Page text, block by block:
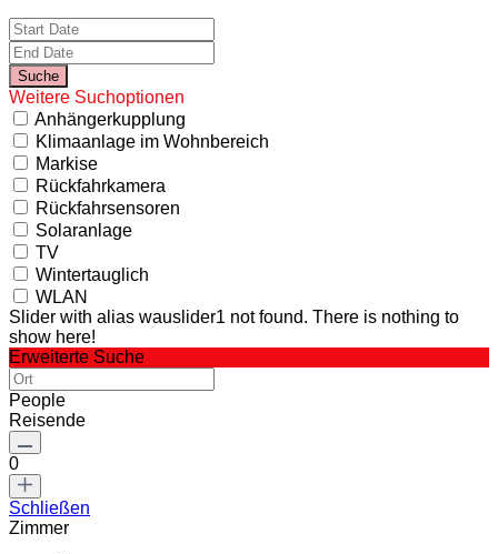
Weitere Suchoptionen
Anhängerkupplung
Klimaanlage im Wohnbereich
Markise
Rückfahrkamera
Rückfahrsensoren
Solaranlage
TV
Wintertauglich
WLAN
Slider with alias wauslider1 not found. There is nothing to
show here!
Erweiterte Suche
People
Reisende
0
Schließen
Zimmer